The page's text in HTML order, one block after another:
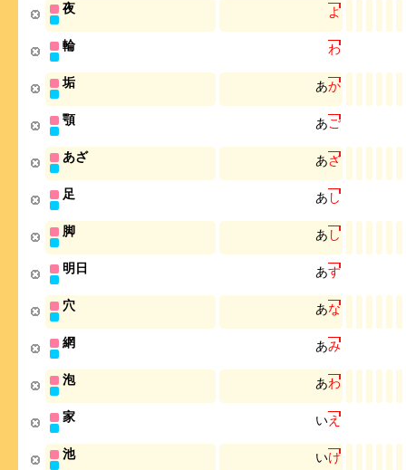
夜 よ
輪 わ
垢 あか
顎 あご
あざ あざ
足 あ し
脚 あ し
明日 あす
穴 あな
網 あみ
泡 あわ
家 いえ
池 いけ